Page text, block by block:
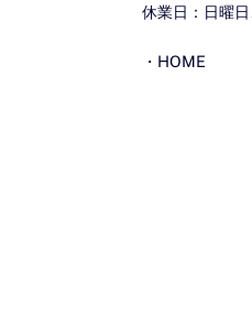
休業日：日曜
・ HOME